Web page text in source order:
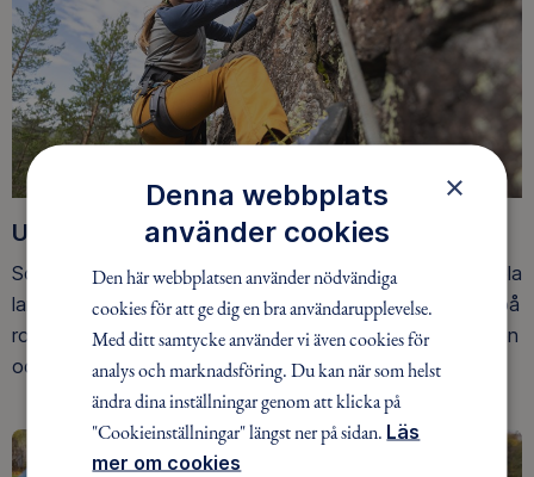
Upptäck nya äventyr
Som medlem har du tillgång till alla våra äventyr, över hela
landet. Våra ideella ledare guidar barn, unga och vuxna på
roliga och trygga äventyr i skogen, på vattnet, snön, isen
och på fjället.
×
Denna webbplats
använder cookies
Den här webbplatsen använder nödvändiga
cookies för att ge dig en bra användarupplevelse.
Med ditt samtycke använder vi även cookies för
analys och marknadsföring. Du kan när som helst
ändra dina inställningar genom att klicka på
"Cookieinställningar" längst ner på sidan. Läs
mer om cookies